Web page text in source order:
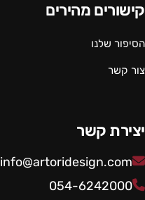
קישורים מהירים
הסיפור שלנו
צור קשר
יצירת קשר
info@artoridesign.com
054-6242000